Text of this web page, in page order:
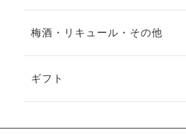
梅酒・リキュール・その他
ギフト